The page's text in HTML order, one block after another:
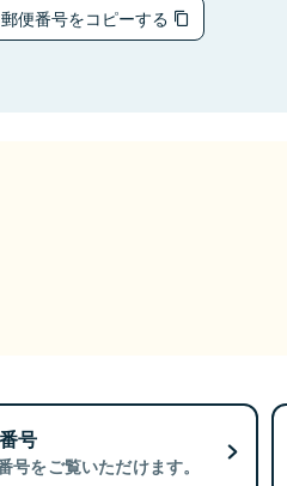
郵便番号をコピーする
号
号をご覧いただけます。